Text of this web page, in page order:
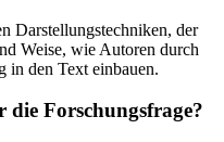
Darstellungstechniken, der
Weise, wie Autoren durch
in den Text einbauen.
die Forschungsfrage?